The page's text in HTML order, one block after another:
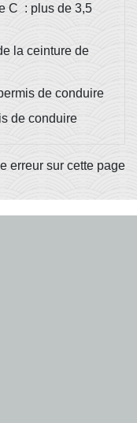
C : plus de 3,5
la ceinture de
de conduire
de conduire
erreur sur cette page